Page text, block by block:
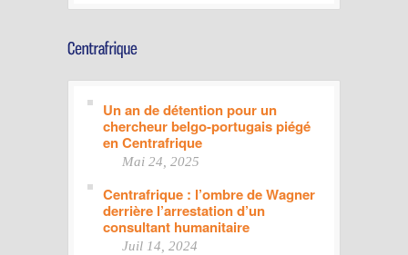
Un an de détention pour un
chercheur belgo-portugais piégé
en Centrafrique
Mai 24, 2025
Centrafrique : l’ombre de Wagner
derrière l’arrestation d’un
consultant humanitaire
Juil 14, 2024